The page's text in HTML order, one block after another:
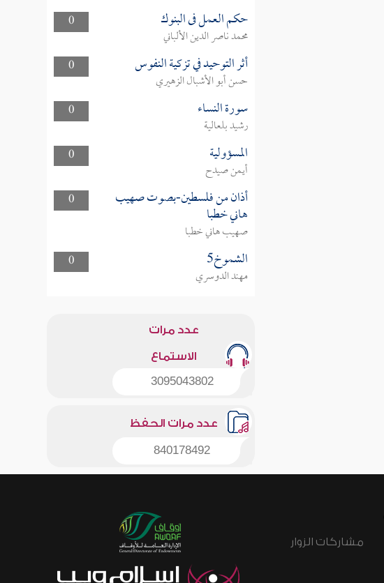
0
حكم العمل فى البنوك
محمد ناصر الدين الألباني
0
أثر التوحيد في تزكية النفوس
حسن أبو الأشبال الزهيري
0
سورة النساء
رشيد بلعالية
0
المسؤولية
أيمن صيدح
0
أذان من فلسطين-بصوت صهيب
هاني خطبا
صهيب هاني خطبا
0
الشموخ5
مهند الدوسري
عدد مرات
الاستماع
3095043802
عدد مرات الحفظ
840178492
مشاركات الزوار